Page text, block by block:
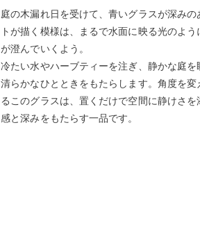
庭の木漏れ日を受けて、青いグラスが深み
トが描く模様は、まるで水面に映る光のよ
が澄んでいくよう。
冷たい水やハーブティーを注ぎ、静かな庭
清らかなひとときをもたらします。角度を
るこのグラスは、置くだけで空間に静けさ
感と深みをもたらす一品です。